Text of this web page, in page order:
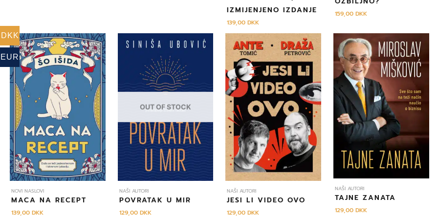
IZMIJENJENO IZDANJE
139,00DKK
159,00 DKK
NOVI NASLOVI
MACA NA RECEPT
139,00 DKK
OUT OF STOCK
NAŠI AUTORI
POVRATAK U MIR
129,00 DKK
NAŠI AUTORI
JESI LI VIDEO OVO
129,00DKK
NAŠI AUTORI
TAJNE ZANATA
129,00 DKK
DKK
EUR